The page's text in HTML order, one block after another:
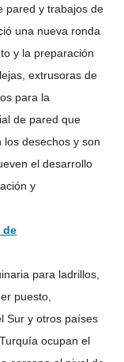
pared y trabajos de
una nueva ronda
y la preparación
extrusoras de
para la
de pared que
desechos y son
el desarrollo
y
de
para ladrillos,
puesto,
Sur y otros países
ocupan el